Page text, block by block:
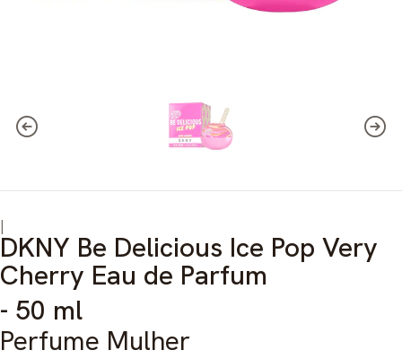
|
DKNY Be Delicious Ice Pop Very
Cherry Eau de Parfum
- 50 ml
Perfume Mulher